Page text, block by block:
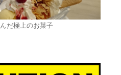
だ極上のお菓子